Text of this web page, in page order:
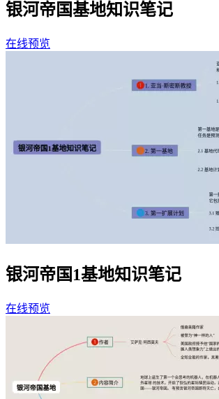
银河帝国基地知识笔记
在线预览
银河帝国1基地知识笔记
在线预览